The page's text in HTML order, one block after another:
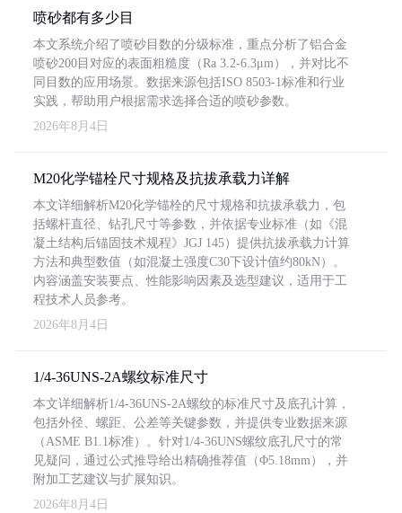
喷砂都有多少目
本文系统介绍了喷砂目数的分级标准，重点分析了铝合金
喷砂200目对应的表面粗糙度（Ra 3.2-6.3μm），并对比不
同目数的应用场景。数据来源包括ISO 8503-1标准和行业
实践，帮助用户根据需求选择合适的喷砂参数。
2026年8月4日
M20化学锚栓尺寸规格及抗拔承载力详解
本文详细解析M20化学锚栓的尺寸规格和抗拔承载力，包
括螺杆直径、钻孔尺寸等参数，并依据专业标准（如《混
凝土结构后锚固技术规程》JGJ 145）提供抗拔承载力计算
方法和典型数值（如混凝土强度C30下设计值约80kN）。
内容涵盖安装要点、性能影响因素及选型建议，适用于工
程技术人员参考。
2026年8月4日
1/4-36UNS-2A螺纹标准尺寸
本文详细解析1/4-36UNS-2A螺纹的标准尺寸及底孔计算，
包括外径、螺距、公差等关键参数，并提供专业数据来源
（ASME B1.1标准）。针对1/4-36UNS螺纹底孔尺寸的常
见疑问，通过公式推导给出精确推荐值（Φ5.18mm），并
附加工艺建议与扩展知识。
2026年8月4日